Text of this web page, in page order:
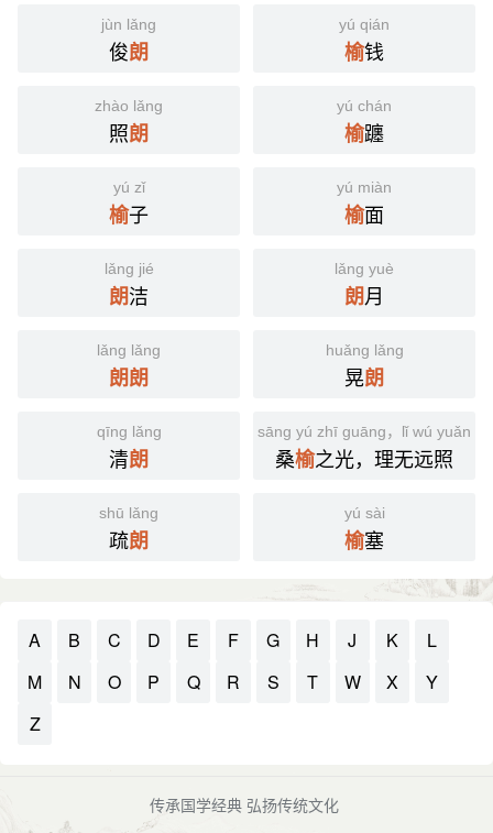
jùn lǎng
俊朗
yú qián
榆钱
zhào lǎng
照朗
yú chán
榆躔
yú zǐ
榆子
yú miàn
榆面
lǎng jié
朗洁
lǎng yuè
朗月
lǎng lǎng
朗朗
huǎng lǎng
晃朗
qīng lǎng
清朗
sāng yú zhī guāng，lǐ wú yuǎn
桑榆之光，理无远照
shū lǎng
疏朗
yú sài
榆塞
A B C D E F G H J K
L
M
N O P Q R S T W X
Y
Z
传承国学经典 弘扬传统文化